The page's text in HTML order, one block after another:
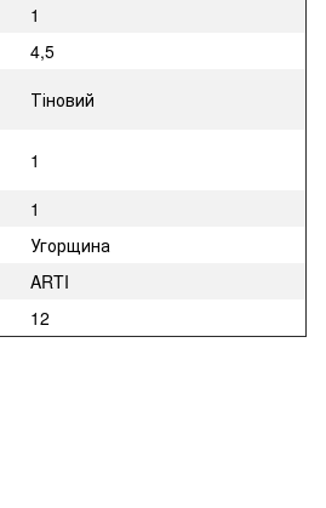
1
4,5
Тіновий
1
1
Угорщина
ARTI
12